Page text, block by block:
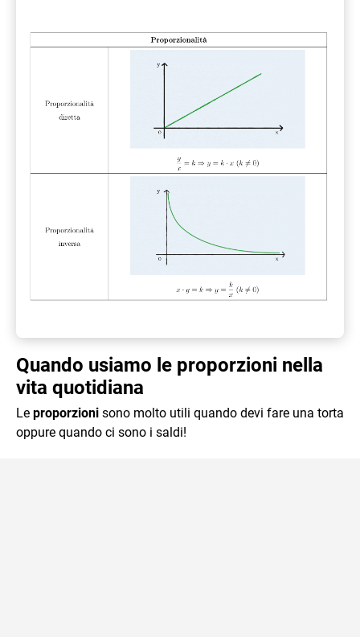
Quando usiamo le proporzioni nella
vita quotidiana
Le proporzioni sono molto utili quando devi fare una torta
oppure quando ci sono i saldi!